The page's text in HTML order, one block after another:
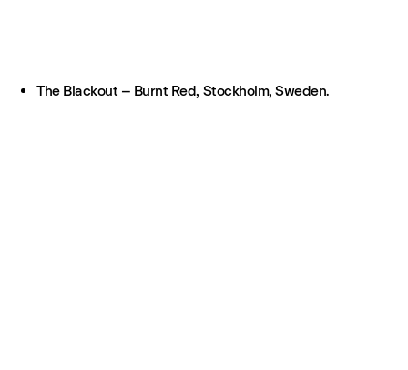
The Blackout – Burnt Red, Stockholm, Sweden.